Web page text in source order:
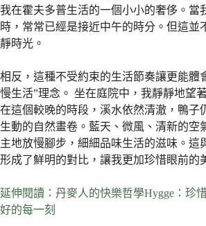
我在霍夫多普生活的一個小小的奢侈。當
時，常常已經是接近中午的時分。但這並
靜時光。
相反，這種不受約束的生活節奏讓更能體
慢生活”理念。 坐在庭院中，我靜靜地望
在這個較晚的時段，溪水依然清澈，鴨子
生動的自然畫卷。藍天、微風、清新的空
主地放慢腳步，細細品味生活的滋味。這
形成了鮮明的對比，讓我更加珍惜眼前的
延伸閱讀：丹麥人的快樂哲學Hygge：珍
好的每一刻